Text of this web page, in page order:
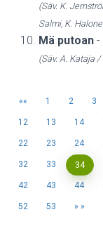
(Säv. K.
Salmi, K.
Mä putoan -
(Säv. A. Kataja
« 1 2 3
12 13 14
22 23 24
32 33 34
42 43 44
52 53 »